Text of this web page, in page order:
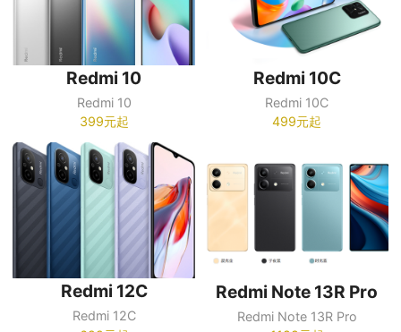
Redmi 10
Redmi 10
399元起
Redmi 10C
Redmi 10C
499元起
Redmi 12C
Redmi 12C
Redmi Note 13R Pro
Redmi Note 13R Pro